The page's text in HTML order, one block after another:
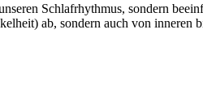
Schlafrhythmus, sondern
ab, sondern auch von inneren